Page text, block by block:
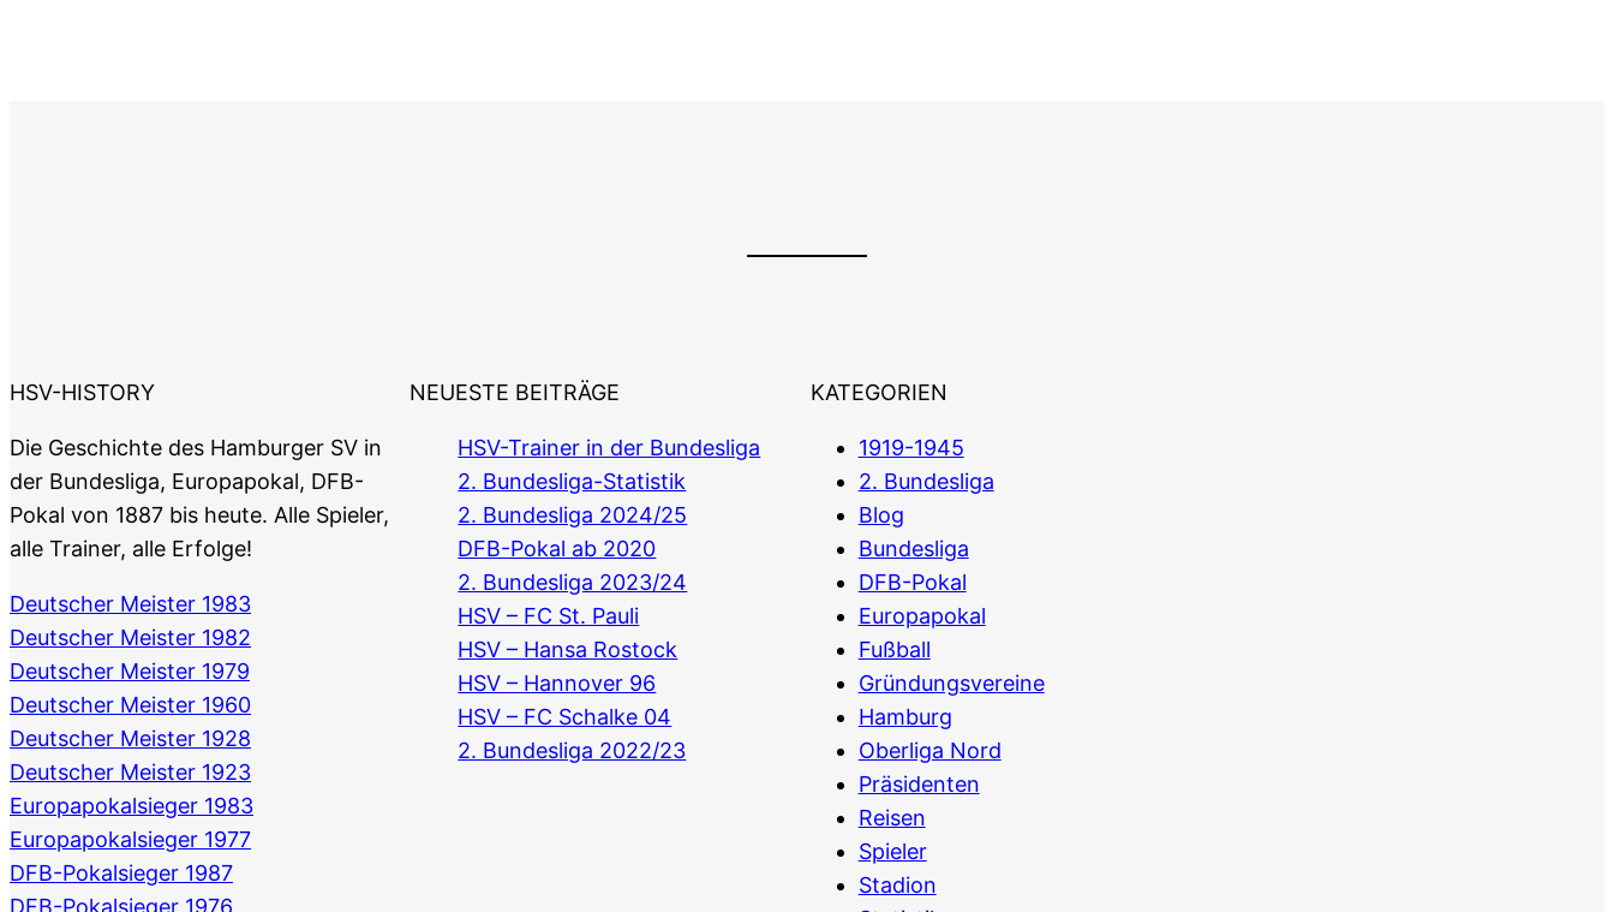
HSV-HISTORY
Die Geschichte des Hamburger SV in
der Bundesliga, Europapokal, DFB-
Pokal von 1887 bis heute. Alle Spieler,
alle Trainer, alle Erfolge!
Deutscher Meister 1983
Deutscher Meister 1982
Deutscher Meister 1979
Deutscher Meister 1960
Deutscher Meister 1928
Deutscher Meister 1923
Europapokalsieger 1983
Europapokalsieger 1977
DFB-Pokalsieger 1987
NEUESTE BEITRÄGE
HSV-Trainer in der Bundesliga
2. Bundesliga-Statistik
2. Bundesliga 2024/25
DFB-Pokal ab 2020
2. Bundesliga 2023/24
HSV – FC St. Pauli
HSV – Hansa Rostock
HSV – Hannover 96
HSV – FC Schalke 04
2. Bundesliga 2022/23
KATEGORIEN
1919-1945
2. Bundesliga
Blog
Bundesliga
DFB-Pokal
Europapokal
Fußball
Gründungsvereine
Hamburg
Oberliga Nord
Präsidenten
Reisen
Spieler
Stadion